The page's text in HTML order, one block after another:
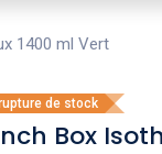
1400 ml Vert
de stock
Box